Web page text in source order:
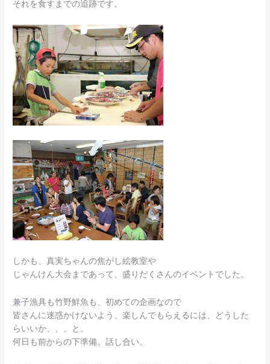
それを食すまでの追跡です。
しかも、真実ちゃんの焦がし絵教室や
じゃんけん大会まであって、盛りだくさんのイベントでした。
兼子漁具も竹野鮮魚も、初めての企画なので
皆さんに迷惑かけないよう、楽しんでもらえるには、どうした
らいいか、、、と。
何日も前からの下準備。話し合い。